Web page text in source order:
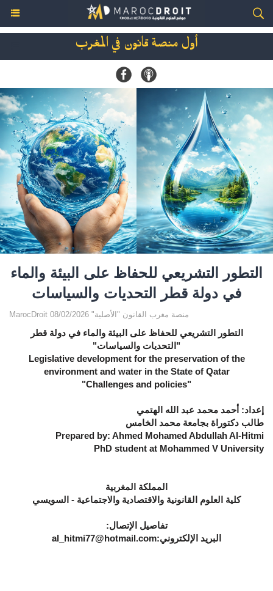
أول منصة قانون في المغرب
التطور التشريعي للحفاظ على البيئة والماء
في دولة قطر التحديات والسياسات
MarocDroit منصة مغرب القانون "الأصلية" 08/02/2026
التطور التشريعي للحفاظ على البيئة والماء في دولة قطر
"التحديات والسياسات"
Legislative development for the preservation of the
environment and water in the State of Qatar
"
Challenges and policies
"
إعداد: أحمد محمد عبد الله الهتمي
طالب دكتوراة بجامعة محمد الخامس
Prepared by: Ahmed Mohamed Abdullah Al-Hitmi
PhD student at Mohammed V University
المملكة المغربية
كلية العلوم القانونية والاقتصادية والاجتماعية - السويسي
تفاصيل الإتصال:
البريد الإلكتروني:al_hitmi77@hotmail.com